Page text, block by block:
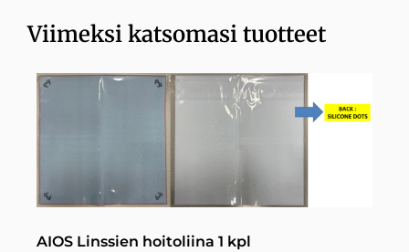
Viimeksi katsomasi tuotteet
AIOS Linssien hoitoliina 1 kpl